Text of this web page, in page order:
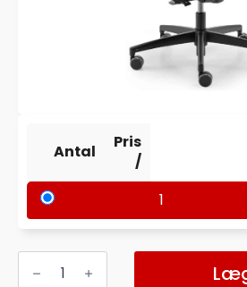
Antal
Pris
/
1
DAUPHIN
KONTORSTOL